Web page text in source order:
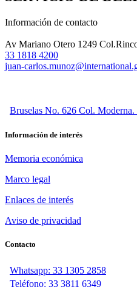
Información de contacto
Av Mariano Otero 1249
33 1818 4200
juan-
Bruselas No. 626 Col.
Información de interés
Memoria económica
Marco legal
Enlaces de interés
Aviso de privacidad
Contacto
Whatsapp: 33 1305 2858
Teléfono: 33 3811 6349